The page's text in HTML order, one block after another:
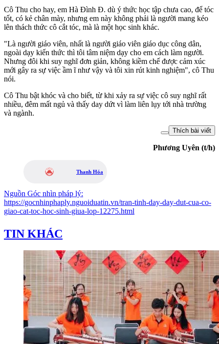
Cô Thu cho hay, em Hà Đình Đ. dù ý thức học tập chưa cao, để tóc
tốt, có kẻ chân mày, nhưng em này không phải là người mang kéo
lên thách thức cô cắt tóc, mà là một học sinh khác.
"Là người giáo viên, nhất là người giáo viên giáo dục công dân,
ngoài dạy kiến thức thì tôi tâm niệm dạy cho em cách làm người.
Nhưng đôi khi suy nghĩ đơn giản, không kiềm chế được cảm xúc
mới gây ra sự việc ầm ĩ như vậy và tôi xin rút kinh nghiệm", cô Thu
nói.
Cô Thu bật khóc và cho biết, từ khi xảy ra sự việc cô suy nghĩ rất
nhiều, đêm mất ngủ và thấy day dứt vì làm liên lụy tới nhà trường
và ngành.
Thích bài viết
Phương Uyên (t/h)
Thanh Hóa
Nguồn Góc nhìn pháp lý:
https://gocnhinphaply.nguoiduatin.vn/tran-tinh-day-day-dut-cua-co-
giao-cat-toc-hoc-sinh-giua-lop-12275.html
TIN KHÁC